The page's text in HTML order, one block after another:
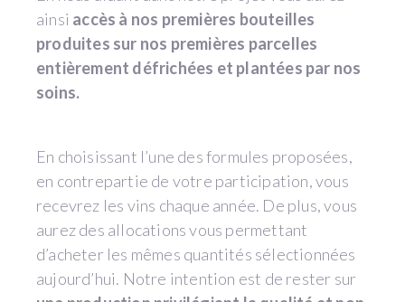
ainsi accès à nos premières bouteilles
produites sur nos premières parcelles
entièrement défrichées et plantées par nos
soins.
En choisissant l’une des formules proposées,
en contrepartie de votre participation, vous
recevrez les vins chaque année. De plus, vous
aurez des allocations vous permettant
d’acheter les mêmes quantités sélectionnées
aujourd’hui. Notre intention est de rester sur